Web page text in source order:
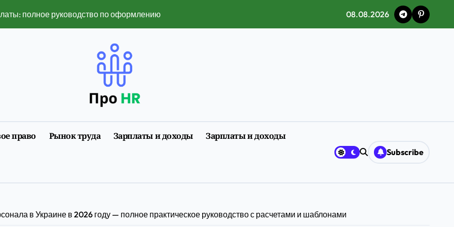
полное руководство по оформлению и нюансам 2026
в 2026 году — полный разбор ограничений и рисков
сервисы изменили привычный ритм города
факторы, влияющие на него, и динамика изменения
первого трудоустройства
в лайв-ставках и слотах
08.08.2026
право Рынок труда Зарплаты и доходы Зарплаты и доходы
Subscribe
в Украине в 2026 году — полное практическое руководство с расчетами и шаблонами